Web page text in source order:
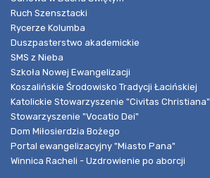
Ruch Szensztacki
Rycerze Kolumba
Duszpasterstwo akademickie
SMS z Nieba
Szkoła Nowej Ewangelizacji
Koszalińskie Środowisko Tradycji Łacińskiej
Katolickie Stowarzyszenie "Civitas Christiana"
Stowarzyszenie "Vocatio Dei"
Dom Miłosierdzia Bożego
Portal ewangelizacyjny "Miasto Pana"
Winnica Racheli - Uzdrowienie po aborcji